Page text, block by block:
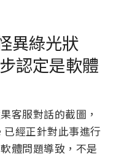
異綠光狀
認定是軟體
客服對話的截圖，
經正針對此事進行
體問題導致，不是